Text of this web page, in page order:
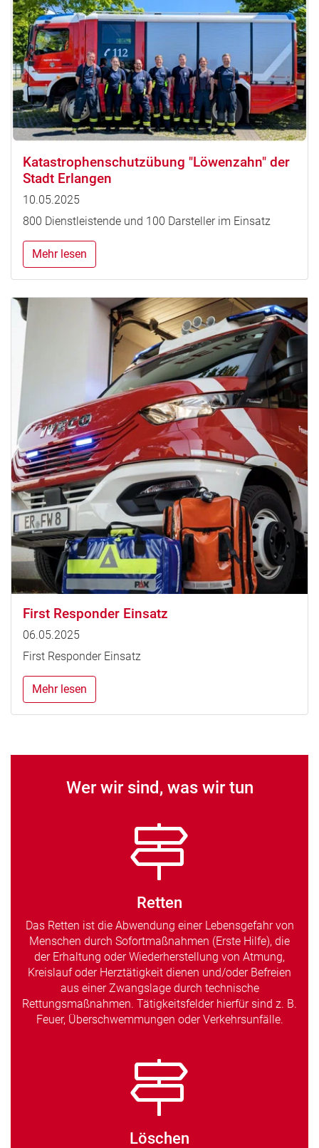
Katastrophenschutzübung "Löwenzahn" der
Stadt Erlangen
10.05.2025
800 Dienstleistende und 100 Darsteller im Einsatz
Mehr lesen
First Responder Einsatz
06.05.2025
First Responder Einsatz
Mehr lesen
Wer wir sind, was wir tun
Retten
Das Retten ist die Abwendung einer Lebensgefahr von
Menschen durch Sofortmaßnahmen (Erste Hilfe), die
der Erhaltung oder Wiederherstellung von Atmung,
Kreislauf oder Herztätigkeit dienen und/oder Befreien
aus einer Zwangslage durch technische
Rettungsmaßnahmen. Tätigkeitsfelder hierfür sind z. B.
Feuer, Überschwemmungen oder Verkehrsunfälle.
Löschen